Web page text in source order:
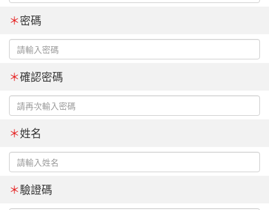
＊密碼
＊確認密碼
＊姓名
＊驗證碼